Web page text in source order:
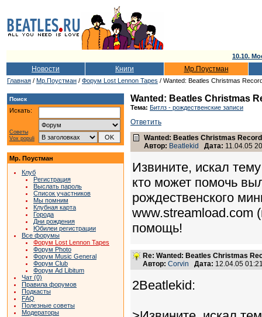
10.10.
Новости Книги Мр.Поустман
Главная / Мр.Поустман / Форум Lost Lennon Tapes / Wanted: Beatles Christmas
Поиск
Искать:
Советы
Vox populi
Мр. Поустман
Клуб
Регистрация
Выслать пароль
Список участников
Мы помним
Клубная карта
Города
Дни рождения
Юбилеи регистрации
Все форумы
Форум Lost Lennon Tapes
Форум Photo
Форум Music General
Форум Club
Форум Ad Libitum
Чат (0)
Правила форумов
Подкасты
FAQ
Полезные советы
Модераторы
Wanted: Beatles Christmas
Тема: Битлз - рождественские записи
Ответить
Wanted: Beatles Christmas
Автор: Beatlekid Дата: 11.04.05
Извините, искал
кто может помочь
рождественского
www.streamload.com
помощь!
Re: Wanted: Beatles Christmas
Автор: Corvin Дата: 12.04.05
2Beatlekid: